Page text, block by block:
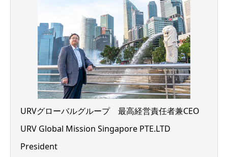
URVグローバルグループ 最高経営責任者兼CEO
URV Global Mission Singapore PTE.LTD
President